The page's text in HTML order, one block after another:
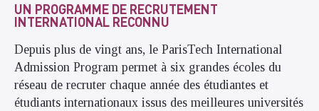
UN PROGRAMME DE RECRUTEMENT
INTERNATIONAL RECONNU
Depuis plus de vingt ans, le ParisTech International
Admission Program permet à six grandes écoles du
réseau de recruter chaque année des étudiantes et
étudiants internationaux issus des meilleures universités